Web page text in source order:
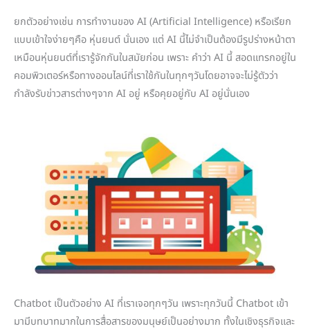
ยกตัวอย่างเช่น การทำงานของ AI (Artificial Intelligence) หรือเรียก
แบบเข้าใจง่ายๆคือ หุ่นยนต์ นั่นเอง แต่ AI นี้ไม่จำเป็นต้องมีรูปร่างหน้าตา
เหมือนหุ่นยนต์ที่เรารู้จักกันในสมัยก่อน เพราะ คำว่า AI นี้ สอดแทรกอยู่ใน
คอมพิวเตอร์หรือทางออนไลน์ที่เราใช้กันในทุกๆวันโดยอาจจะไม่รู้ตัวว่า
กำลังรับข่าวสารต่างๆจาก AI อยู่ หรือคุยอยู่กับ AI อยู่นั่นเอง
Chatbot เป็นตัวอย่าง AI ที่เราเจอทุกๆวัน เพราะทุกวันนี้ Chatbot เข้า
มามีบทบาทมากในการสื่อสารของมนุษย์เป็นอย่างมาก ทั้งในเชิงธุรกิจและ